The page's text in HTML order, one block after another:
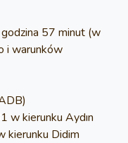
57 minut (w
i warunków
w kierunku Aydın
kierunku Didim